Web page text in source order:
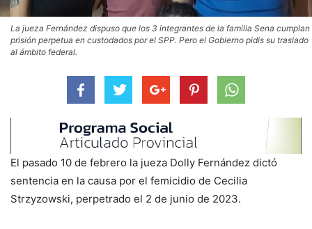
La jueza Fernández dispuso que los 3 integrantes de la familia Sena cumplan
prisión perpetua en custodados por el SPP. Pero el Gobierno pidis su traslado
al ámbito federal.
El pasado 10 de febrero la jueza Dolly Fernández dictó
sentencia en la causa por el femicidio de Cecilia
Strzyzowski, perpetrado el 2 de junio de 2023.